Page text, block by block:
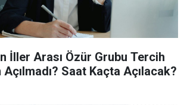
İller Arası Özür Grubu Tercih
Açılmadı? Saat Kaçta Açılacak?